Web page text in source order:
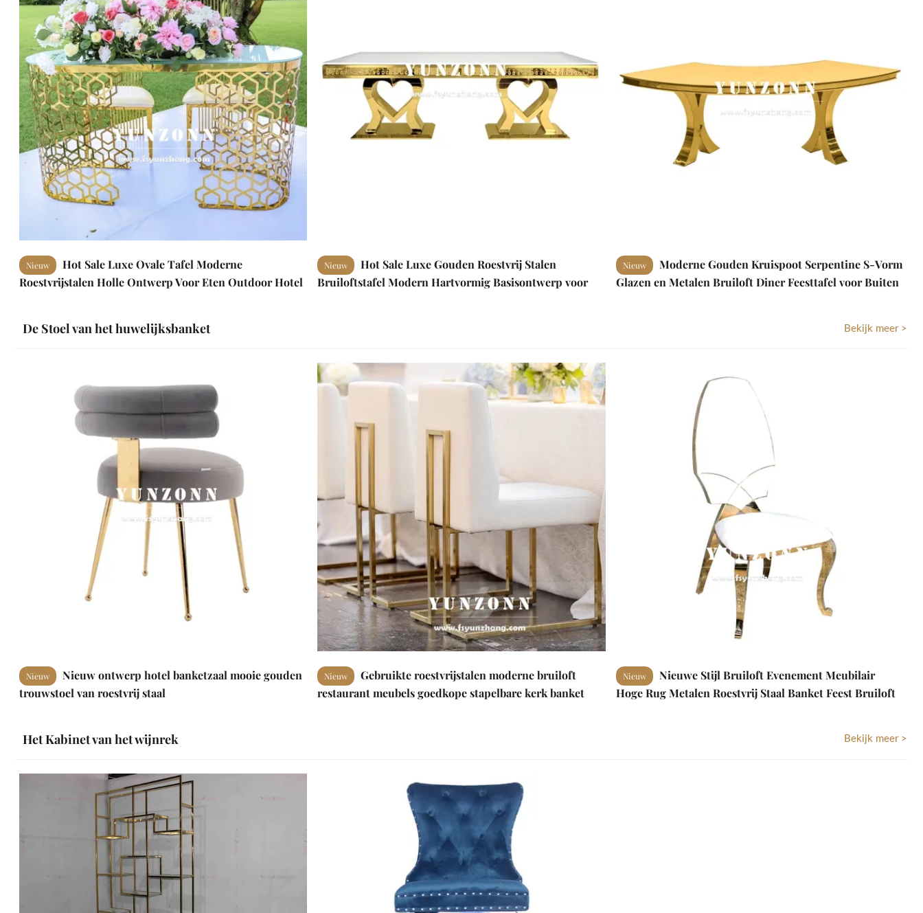
Nieuw
Hot Sale Luxe Ovale Tafel Moderne
Roestvrijstalen Holle Ontwerp Voor Eten Outdoor Hotel
Nieuw
Hot Sale Luxe Gouden Roestvrij Stalen
Bruiloftstafel Modern Hartvormig Basisontwerp voor
Nieuw
Moderne Gouden Kruispoot Serpentine S-Vorm
Glazen en Metalen Bruiloft Diner Feesttafel voor Buiten
De Stoel van het huwelijksbanket Bekijk meer >
Nieuw
Nieuw ontwerp hotel banketzaal mooie gouden
trouwstoel van roestvrij staal
Nieuw
Gebruikte roestvrijstalen moderne bruiloft
restaurant meubels goedkope stapelbare kerk banket
Nieuw
Nieuwe Stijl Bruiloft Evenement Meubilair
Hoge Rug Metalen Roestvrij Staal Banket Feest Bruiloft
Het Kabinet van het wijnrek Bekijk meer >